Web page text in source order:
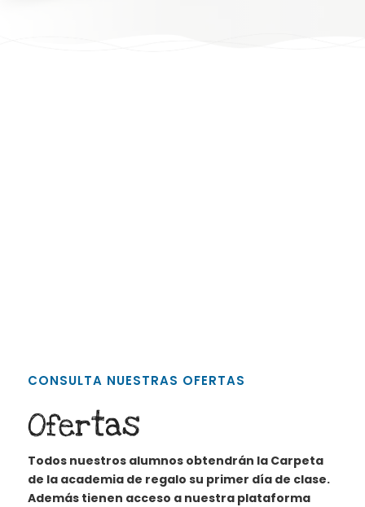
CONSULTA NUESTRAS OFERTAS
Ofertas
Todos nuestros alumnos obtendrán la Carpeta
de la academia de regalo su primer día de clase.
Además tienen acceso a nuestra plataforma